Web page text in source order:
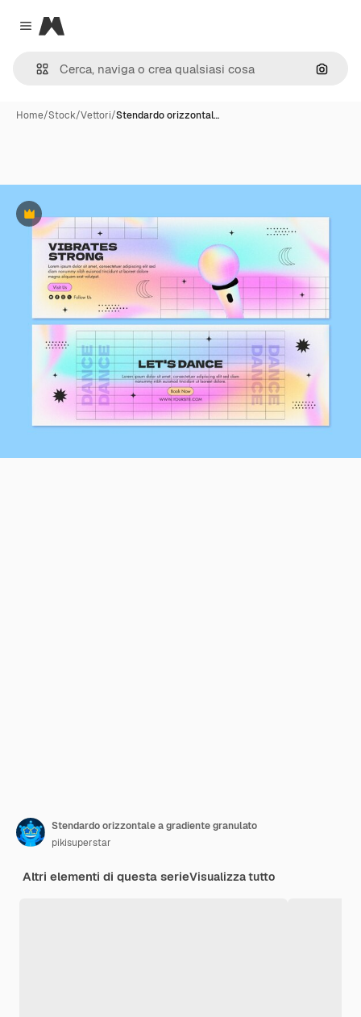
Close menu
Magnific
Cerca
Home/Stock/Vettori/Stendardo orizzontal…
Premium
Stendardo orizzontale a gradiente granulato
pikisuperstar
Altri elementi di questa serieVisualizza tutto